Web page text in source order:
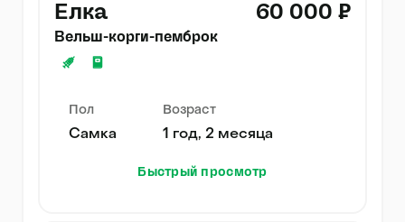
Елка 60 000 ₽
Вельш-корги-пемброк
Пол
Самка
Возраст
1 год, 2 месяца
Быстрый просмотр